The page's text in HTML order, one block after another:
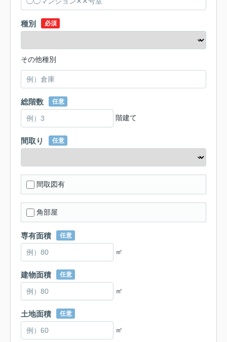
種別 必須
その他種別
総階数 任意
階建て
間取り 任意
間取図有
角部屋
専有面積 任意
㎡
建物面積 任意
㎡
土地面積 任意
㎡